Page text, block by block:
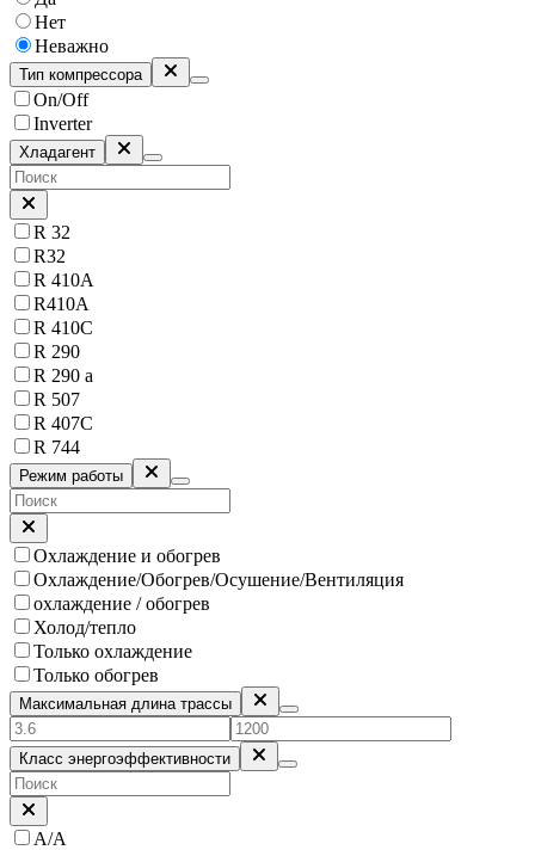
Нет
Неважно
Тип компрессора
On/Off
Inverter
Хладагент
R 32
R32
R 410A
R410A
R 410C
R 290
R 290 a
R 507
R 407C
R 744
Режим работы
Охлаждение и обогрев
Охлаждение/Обогрев/Осушение/Вентиляция
охлаждение / обогрев
Холод/тепло
Только охлаждение
Только обогрев
Максимальная длина трассы
Класс энергоэффективности
A/A